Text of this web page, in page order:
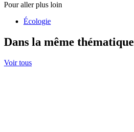
Pour aller plus loin
Écologie
Dans la même thématique
Voir tous